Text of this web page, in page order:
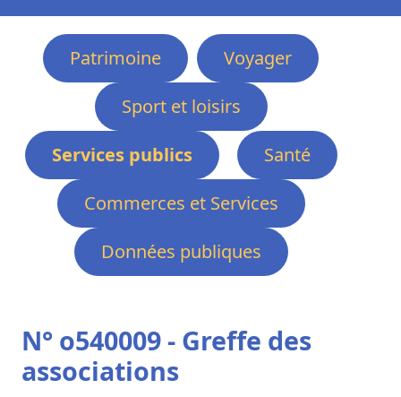
Patrimoine
Voyager
Sport et loisirs
Services publics
Santé
Commerces et Services
Données publiques
N° o540009 - Greffe des
associations